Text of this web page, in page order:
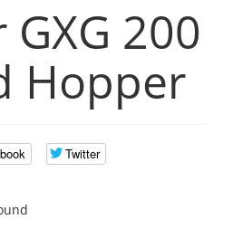
200
Hopper
Twitter